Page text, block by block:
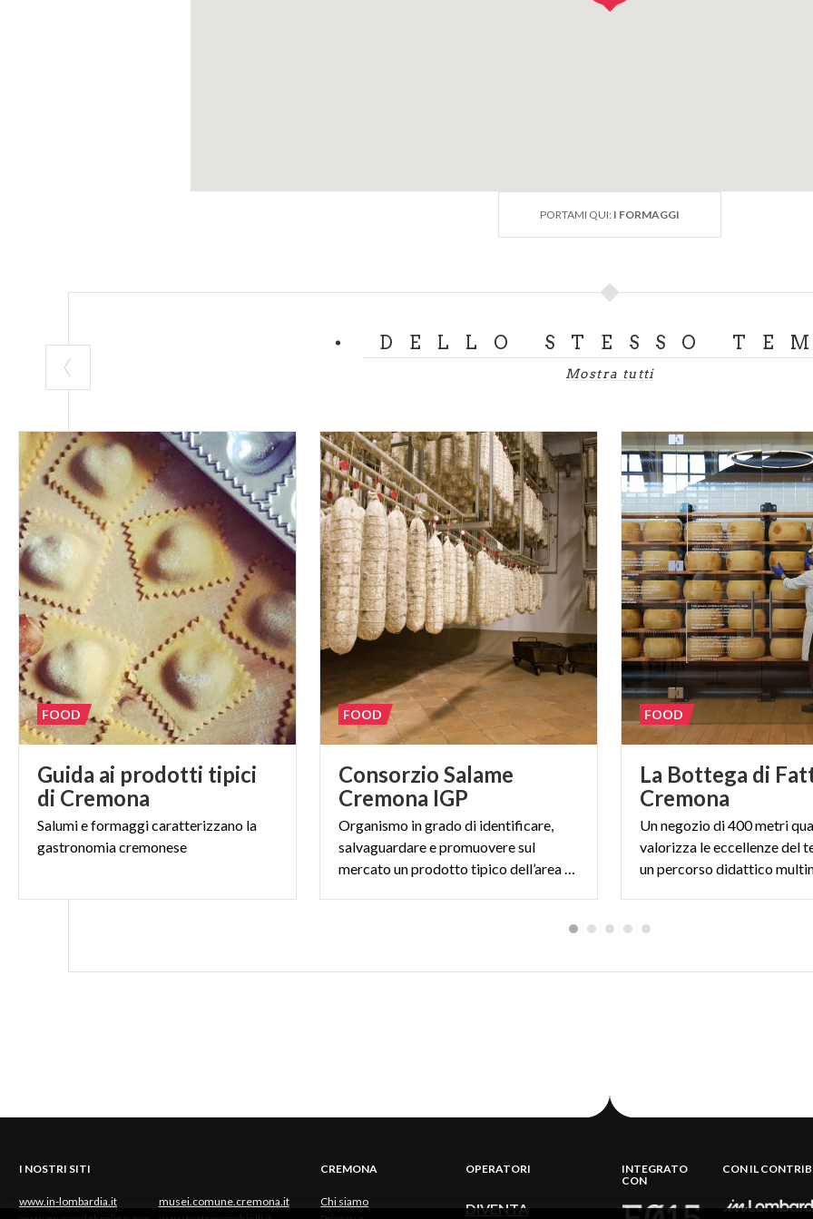
PORTAMI QUI: I FORMAGGI
DELLO STESSO
Mostra tutti
Guida ai prodotti tipici
di Cremona
Salumieformaggicaratterizzano la
gastronomiacremonese
FOOD
Consorzio Salame
Cremona IGP
Organismo in grado di identificare,
salvaguardare e promuovere sul
mercato un prodotto tipico dell’area padana
FOOD
La Bottega di
Cremona
Un negozio di 400 metri
valorizza le eccellenze del
un percorso didattico
FOOD
I NOSTRI SITI
www.in-lombardia.it
musei.comune.cremona.it
CREMONA
Chi siamo
OPERATORI
DIVENTA
INTEGRATO
CON
CON IL